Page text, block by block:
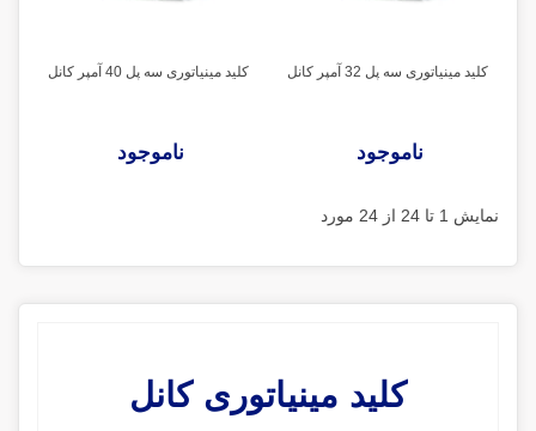
کلید مینیاتوری سه پل 32 آمپر کانل
ناموجود
کلید مینیاتوری سه پل 40 آمپر کانل
ناموجود
نمایش 1 تا 24 از 24 مورد
کلید مینیاتوری کانل